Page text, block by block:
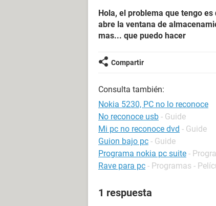
Hola, el problema que tengo
abre la ventana de
mas... que puedo hacer
Compartir
Consulta también:
Nokia 5230, PC no lo reconoce
No reconoce usb - Guide
Mi pc no reconoce dvd - Guide
Guion bajo pc - Guide
Programa nokia pc suite -
Rave para pc - Programas -
1 respuesta